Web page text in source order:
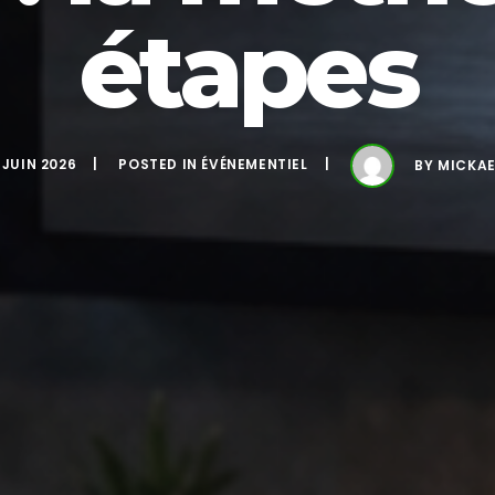
étapes
JUIN 2026 POSTED IN ÉVÉNEMENTIEL BY